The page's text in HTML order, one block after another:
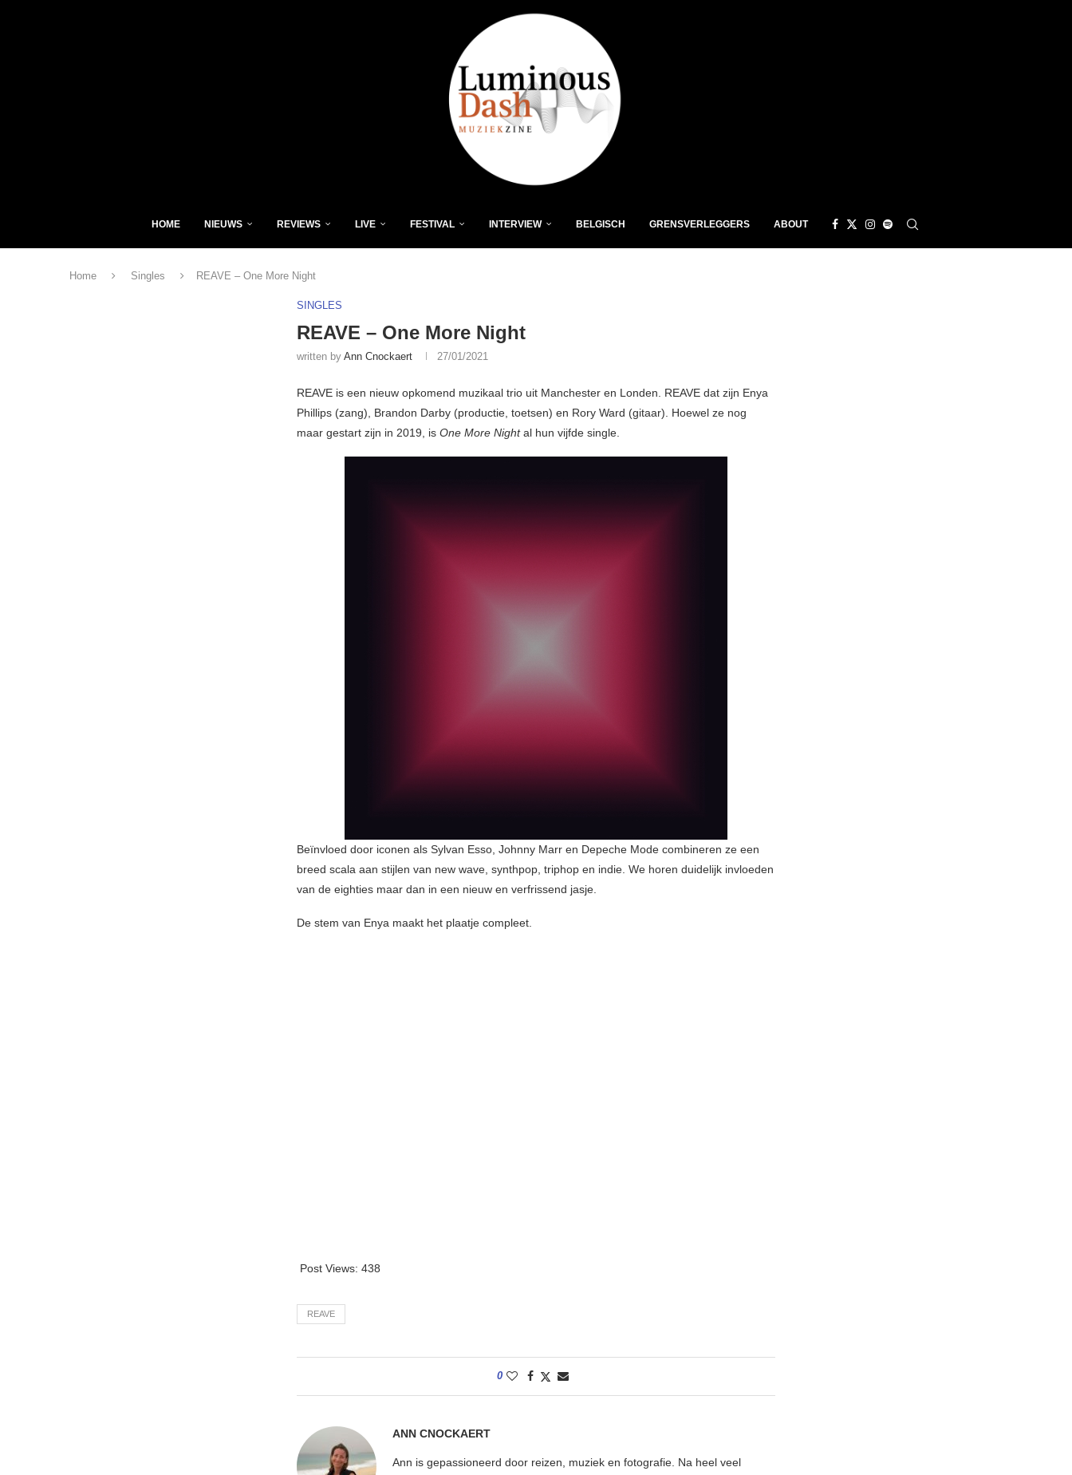
HOME NIEUWS REVIEWS LIVE FESTIVAL INTERVIEW BELGISCH GRENSVERLEGGERS ABOUT
Home Singles REAVE – One More Night
SINGLES
REAVE – One More Night
written by Ann Cnockaert 27/01/2021
REAVE is een nieuw opkomend muzikaal trio uit Manchester en Londen. REAVE dat zijn Enya
Phillips (zang), Brandon Darby (productie, toetsen) en Rory Ward (gitaar). Hoewel ze nog
maar gestart zijn in 2019, is One More Nightal hun vijfde single.
Beïnvloed door iconen als Sylvan Esso, Johnny Marr en Depeche Mode combineren ze een
breed scala aan stijlen van new wave, synthpop, triphop en indie. We horen duidelijk invloeden
van de eighties maar dan in een nieuw en verfrissend jasje.
De stem van Enya maakt het plaatje compleet.
Post Views: 438
REAVE
0
ANN CNOCKAERT
Ann is gepassioneerd door reizen, muziek en fotografie. Na heel veel